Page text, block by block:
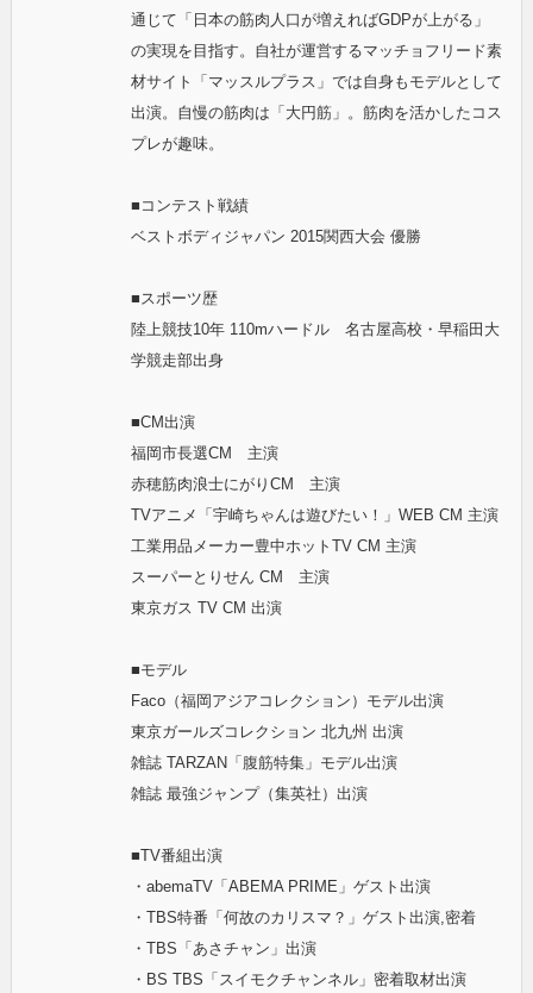
通じて「日本の筋肉人口が増えればGDPが上がる」
の実現を目指す。自社が運営するマッチョフリード素
材サイト「マッスルプラス」では自身もモデルとして
出演。自慢の筋肉は「大円筋」。筋肉を活かしたコス
プレが趣味。
■コンテスト戦績
ベストボディジャパン 2015関西大会 優勝
■スポーツ歴
陸上競技10年 110mハードル 名古屋高校・早稲田大
学競走部出身
■CM出演
福岡市長選CM 主演
赤穂筋肉浪士にがりCM 主演
TVアニメ「宇崎ちゃんは遊びたい！」WEB CM 主演
工業用品メーカー豊中ホットTV CM 主演
スーパーとりせん CM 主演
東京ガス TV CM 出演
■モデル
Faco（福岡アジアコレクション）モデル出演
東京ガールズコレクション 北九州 出演
雑誌 TARZAN「腹筋特集」モデル出演
雑誌 最強ジャンプ（集英社）出演
■TV番組出演
・abemaTV「ABEMA PRIME」ゲスト出演
・TBS特番「何故のカリスマ？」ゲスト出演,密着
・TBS「あさチャン」出演
・BS TBS「スイモクチャンネル」密着取材出演